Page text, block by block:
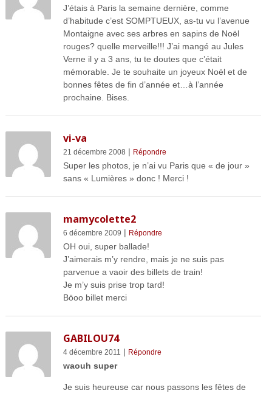
J’étais à Paris la semaine dernière, comme
d’habitude c’est SOMPTUEUX, as-tu vu l’avenue
Montaigne avec ses arbres en sapins de Noël
rouges? quelle merveille!!! J’ai mangé au Jules
Verne il y a 3 ans, tu te doutes que c’était
mémorable. Je te souhaite un joyeux Noël et de
bonnes fêtes de fin d’année et…à l’année
prochaine. Bises.
vi-va
21 décembre 2008 | Répondre
Super les photos, je n’ai vu Paris que « de jour »
sans « Lumières » donc ! Merci !
mamycolette2
6 décembre 2009 | Répondre
OH oui, super ballade!
J’aimerais m’y rendre, mais je ne suis pas
parvenue a vaoir des billets de train!
Je m’y suis prise trop tard!
Böoo billet merci
GABILOU74
4 décembre 2011 | Répondre
waouh super
Je suis heureuse car nous passons les fêtes de